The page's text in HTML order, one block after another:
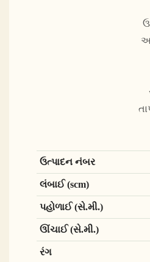
ઉત્પાદન નંબર
લંબાઈ (scm)
પહોળાઈ (સે.મી.)
ઊંચાઈ (સે.મી.)
રંગ